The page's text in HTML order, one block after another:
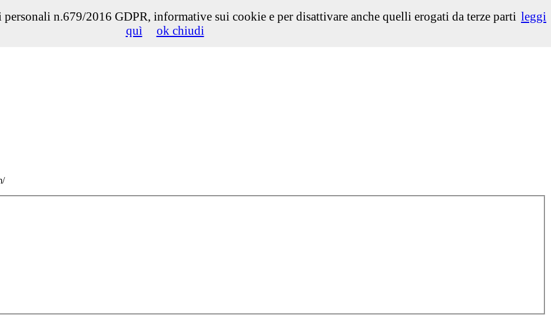
Select Language▼
n.679/2016 GDPR, informative sui cookie e per disattivare anche quelli erogati da terze parti leggi
quì
ok chiudi